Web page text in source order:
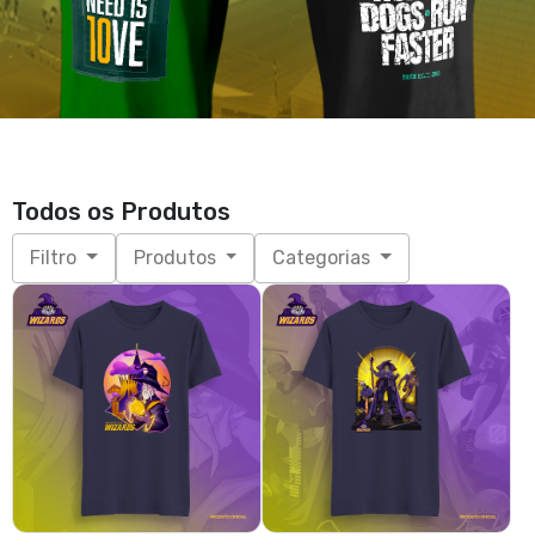
Brasília Wizards - Candangos
R$ 85,90
3x de R$ 28,63sem juros
Brasília Wizards - The team
R$ 85,90
3x de R$ 28,63sem juros
Brasília Wizards - Trick plays
R$ 85,90
3x de R$ 28,63sem juros
Brasília Wizards - Implacável
R$ 85,90
3x de R$ 28,63sem juros